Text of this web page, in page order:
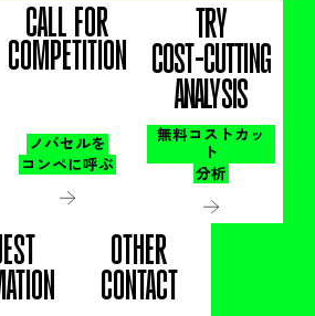
CALL FOR
COMPETITION
ノバセルを
コンペに呼ぶ
TRY
COST-CUTTING
ANALYSIS
無料コストカッ
ト
分析
OTHER
CONTACT